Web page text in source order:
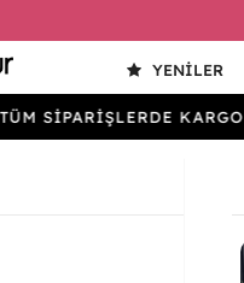
YENILER
KARGO BEDAVA